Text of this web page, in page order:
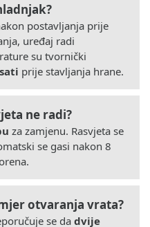
postavljanja prije
uređaj radi
su tvornički
prije stavljanja hrane.
ne radi?
za zamjenu. Rasvjeta se
se gasi nakon 8
otvaranja vrata?
se da dvije